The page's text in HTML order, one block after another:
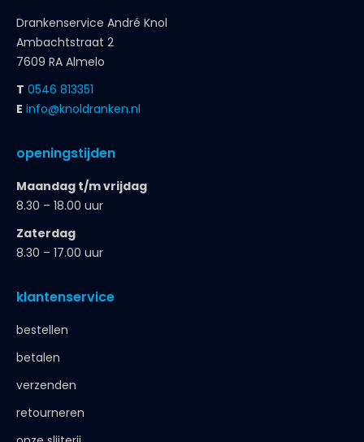
Drankenservice André Knol
Ambachtstraat 2
7609 RA Almelo
T 0546 813351
E info@knoldranken.nl
openingstijden
Maandag t/m vrijdag
8.30 – 18.00 uur
Zaterdag
8.30 – 17.00 uur
klantenservice
bestellen
betalen
verzenden
retourneren